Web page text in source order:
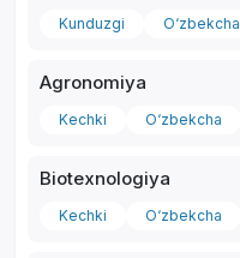
Kunduzgi O‘zbekcha
Agronomiya
Kechki O‘zbekcha
Biotexnologiya
Kechki O‘zbekcha